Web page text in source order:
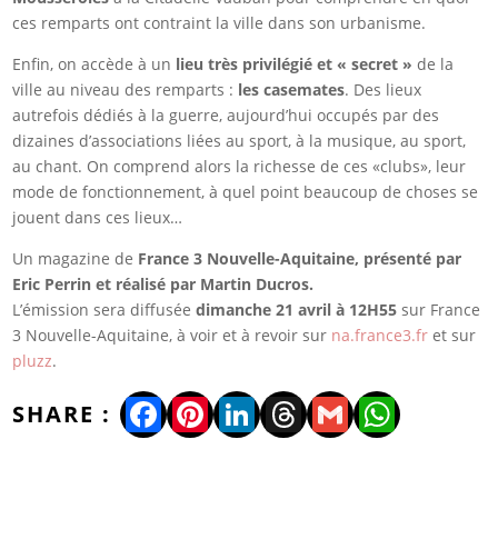
ces remparts ont contraint la ville dans son urbanisme.
Enfin, on accède à un lieu très privilégié et « secret » de la
ville au niveau des remparts : les casemates. Des lieux
autrefois dédiés à la guerre, aujourd’hui occupés par des
dizaines d’associations liées au sport, à la musique, au sport,
au chant. On comprend alors la richesse de ces «clubs», leur
mode de fonctionnement, à quel point beaucoup de choses se
jouent dans ces lieux…
Un magazine de France 3 Nouvelle-Aquitaine, présenté par
Eric Perrin et réalisé par Martin Ducros.
L’émission sera diffuséedimanche 21 avril à 12H55 sur France
3 Nouvelle-Aquitaine, à voir et à revoir sur na.france3.fr et sur
pluzz.
Facebook
Pinterest
LinkedIn
Threads
Gmail